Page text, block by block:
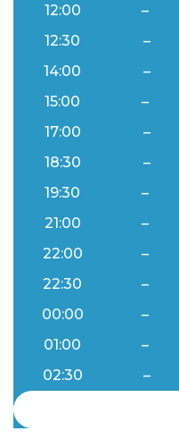
12:00
–
12:30
–
14:00
–
15:00
–
17:00
–
18:30
–
19:30
–
21:00
–
22:00
–
22:30
–
00:00
–
01:00
–
02:30
–